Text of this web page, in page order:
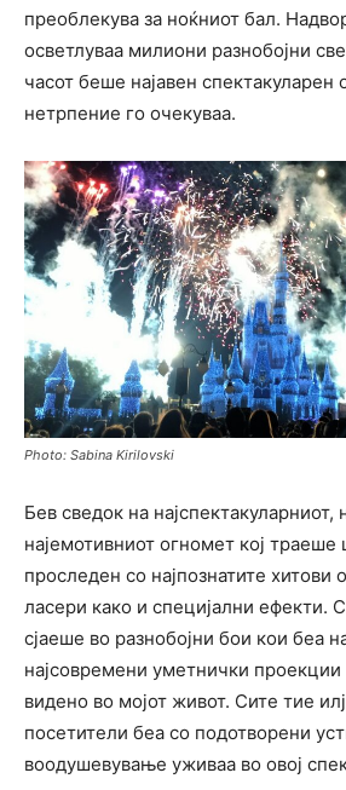
преоблекува за ноќниот бал.
осветлуваа милиони разнобојни
часот беше најавен спектакуларен
нетрпение го очекуваа.
Photo: Sabina Kirilovski
Бев сведок на најспектакуларниот,
најемотивниот огномет кој
проследен со најпознатите хитови
ласери како и специјални ефекти.
сјаеше во разнобојни бои кои беа
најсовремени уметнички
видено во мојот живот. Сите тие
посетители беа со подотворени
воодушевување уживаа во овој